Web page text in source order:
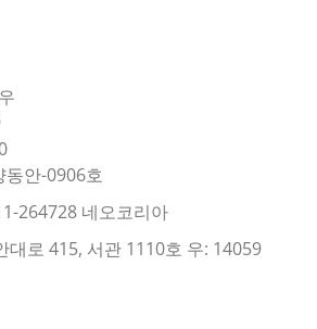
동안-0906호
264728 네오코리아
대로 415, 서관 1110호 우: 14059